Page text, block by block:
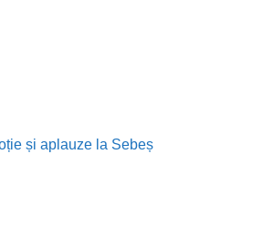
și aplauze la Sebeș